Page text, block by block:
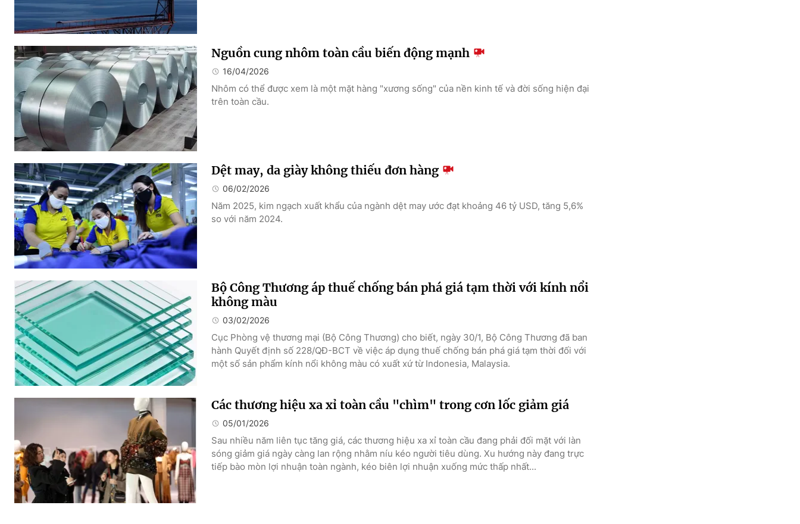
Nguồn cung nhôm toàn cầu biến động mạnh
16/04/2026
Nhôm có thể được xem là một mặt hàng "xương sống" của nền kinh tế và đời sống hiện đại
trên toàn cầu.
Dệt may, da giày không thiếu đơn hàng
06/02/2026
Năm 2025, kim ngạch xuất khẩu của ngành dệt may ước đạt khoảng 46 tỷ USD, tăng 5,6%
so với năm 2024.
Bộ Công Thương áp thuế chống bán phá giá tạm thời với kính nổi
không màu
03/02/2026
Cục Phòng vệ thương mại (Bộ Công Thương) cho biết, ngày 30/1, Bộ Công Thương đã ban
hành Quyết định số 228/QĐ-BCT về việc áp dụng thuế chống bán phá giá tạm thời đối với
một số sản phẩm kính nổi không màu có xuất xứ từ Indonesia, Malaysia.
Các thương hiệu xa xỉ toàn cầu "chìm" trong cơn lốc giảm giá
05/01/2026
Sau nhiều năm liên tục tăng giá, các thương hiệu xa xỉ toàn cầu đang phải đối mặt với làn
sóng giảm giá ngày càng lan rộng nhằm níu kéo người tiêu dùng. Xu hướng này đang trực
tiếp bào mòn lợi nhuận toàn ngành, kéo biên lợi nhuận xuống mức thấp nhất...